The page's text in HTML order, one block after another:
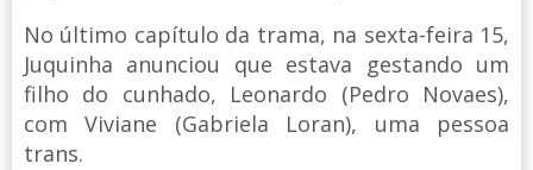
No último capítulo da trama, na sexta-feira 15,
Juquinha anunciou que estava gestando um
filho do cunhado, Leonardo (Pedro Novaes),
com Viviane (Gabriela Loran), uma pessoa
trans.